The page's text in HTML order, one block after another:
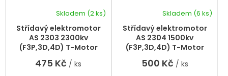
Střídavý elektromotor
AS 2303 2300kv
(F3P,3D,4D) T-Motor
Skladem (2 ks)
475 Kč / ks
Střídavý elektromotor
AS 2304 1500kv
(F3P,3D,4D) T-Motor
Skladem (6 ks)
500 Kč / ks